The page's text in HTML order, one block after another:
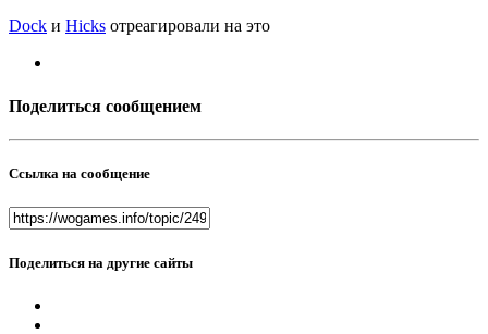
Dock и Hicks отреагировали на это
Поделиться сообщением
Ссылка на сообщение
Поделиться на другие сайты